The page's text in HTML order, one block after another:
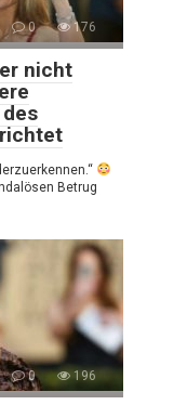
0 176
nicht
Betrug
0 196